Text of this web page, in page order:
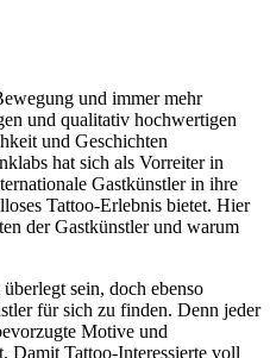
und immer mehr
und qualitativ hochwertigen
und Geschichten
hat sich als Vorreiter in
Gastkünstler in ihre
Tattoo-Erlebnis bietet. Hier
der Gastkünstler und warum
sein, doch ebenso
für sich zu finden. Denn jeder
Motive und
Damit Tattoo-Interessierte voll